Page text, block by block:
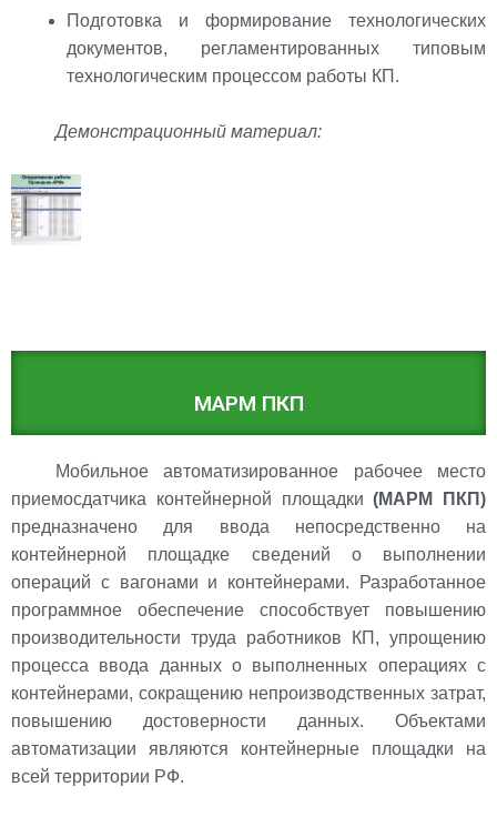
Подготовка и формирование технологических
документов, регламентированных типовым
технологическим процессом работы КП.
Демонстрационный материал:
МАРМ ПКП
Мобильное автоматизированное рабочее место
приемосдатчика контейнерной площадки (МАРМ ПКП)
предназначено для ввода непосредственно на
контейнерной площадке сведений о выполнении
операций с вагонами и контейнерами. Разработанное
программное обеспечение способствует повышению
производительности труда работников КП, упрощению
процесса ввода данных о выполненных операциях с
контейнерами, сокращению непроизводственных затрат,
повышению достоверности данных. Объектами
автоматизации являются контейнерные площадки на
всей территории РФ.